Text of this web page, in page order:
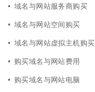
域名与网站服务商购买
域名与网站空间购买
域名与网站虚拟主机购买
购买域名与网站费用
购买域名与网站电脑